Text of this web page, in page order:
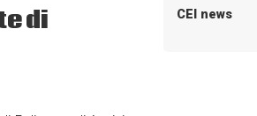
di
CEI news